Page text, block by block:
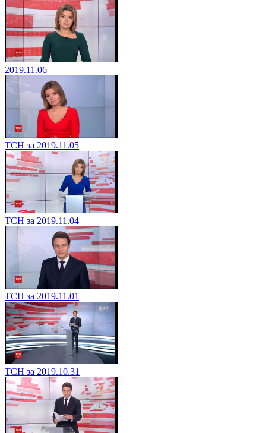
2019.11.06
ТСН за 2019.11.05
ТСН за 2019.11.04
ТСН за 2019.11.01
ТСН за 2019.10.31